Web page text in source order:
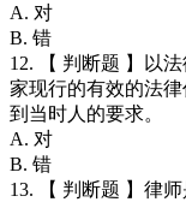
A. 对
B. 错
12. 【 判断题 】以
家现行的有效的法
到当时人的要求。
A. 对
B. 错
13. 【 判断题 】律